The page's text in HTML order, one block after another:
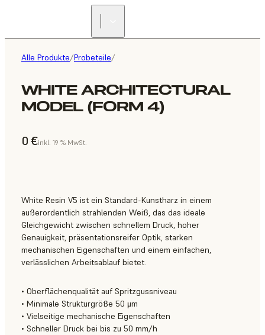
Alle Produkte/Probeteile/
WHITE ARCHITECTURAL
MODEL (FORM 4)
0 €inkl. 19 % MwSt.
White Resin V5 ist ein Standard-Kunstharz in einem
außerordentlich strahlenden Weiß, das das ideale
Gleichgewicht zwischen schnellem Druck, hoher
Genauigkeit, präsentationsreifer Optik, starken
mechanischen Eigenschaften und einem einfachen,
verlässlichen Arbeitsablauf bietet.
• Oberflächenqualität auf Spritzgussniveau
• Minimale Strukturgröße 50 μm
• Vielseitige mechanische Eigenschaften
• Schneller Druck bei bis zu 50 mm/h